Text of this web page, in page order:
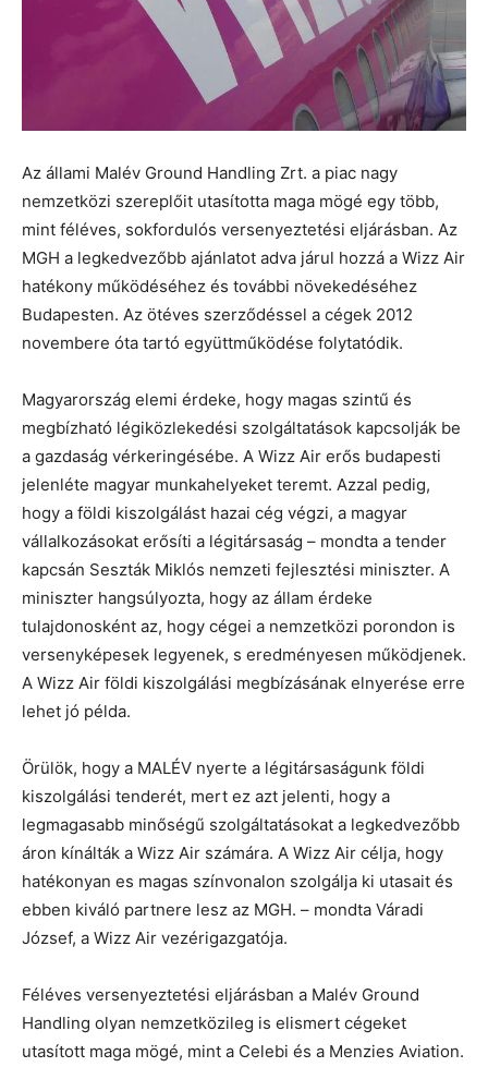
Az állami Malév Ground Handling Zrt. a piac nagy
nemzetközi szereplőit utasította maga mögé egy több,
mint féléves, sokfordulós versenyeztetési eljárásban. Az
MGH a legkedvezőbb ajánlatot adva járul hozzá a Wizz Air
hatékony működéséhez és további növekedéséhez
Budapesten. Az ötéves szerződéssel a cégek 2012
novembere óta tartó együttműködése folytatódik.
Magyarország elemi érdeke, hogy magas szintű és
megbízható légiközlekedési szolgáltatások kapcsolják be
a gazdaság vérkeringésébe. A Wizz Air erős budapesti
jelenléte magyar munkahelyeket teremt. Azzal pedig,
hogy a földi kiszolgálást hazai cég végzi, a magyar
vállalkozásokat erősíti a légitársaság – mondta a tender
kapcsán Seszták Miklós nemzeti fejlesztési miniszter. A
miniszter hangsúlyozta, hogy az állam érdeke
tulajdonosként az, hogy cégei a nemzetközi porondon is
versenyképesek legyenek, s eredményesen működjenek.
A Wizz Air földi kiszolgálási megbízásának elnyerése erre
lehet jó példa.
Örülök, hogy a MALÉV nyerte a légitársaságunk földi
kiszolgálási tenderét, mert ez azt jelenti, hogy a
legmagasabb minőségű szolgáltatásokat a legkedvezőbb
áron kínálták a Wizz Air számára. A Wizz Air célja, hogy
hatékonyan es magas színvonalon szolgálja ki utasait és
ebben kiváló partnere lesz az MGH. – mondta Váradi
József, a Wizz Air vezérigazgatója.
Féléves versenyeztetési eljárásban a Malév Ground
Handling olyan nemzetközileg is elismert cégeket
utasított maga mögé, mint a Celebi és a Menzies Aviation.